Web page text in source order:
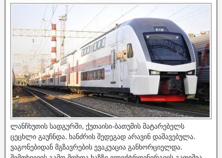
ლანჩხუთის სადგურში, ქუთაისი-ბათუმის მატარებელს
ცეცხლი გაუჩნდა. ხანძრის შედეგად არავინ დაშავებულა.
ვაგონებიდან მგზავრების ევაკუაცია განხორციელდა.